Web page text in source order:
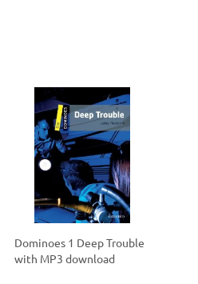
Dominoes 1 Deep Trouble
with MP3 download
политикой
политикой